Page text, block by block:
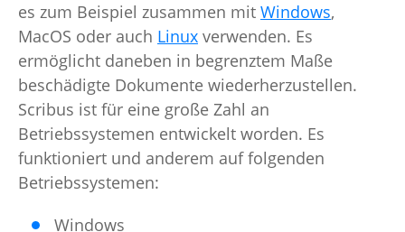
es zum Beispiel zusammen mit Windows,
MacOS oder auch Linux verwenden. Es
ermöglicht daneben in begrenztem Maße
beschädigte Dokumente wiederherzustellen.
Scribus ist für eine große Zahl an
Betriebssystemen entwickelt worden. Es
funktioniert und anderem auf folgenden
Betriebssystemen:
Windows